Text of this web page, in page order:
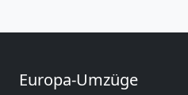
Europa-Umzüge